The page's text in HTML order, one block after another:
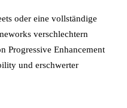
oder eine vollständige
verschlechtern
Progressive Enhancement
und erschwerter